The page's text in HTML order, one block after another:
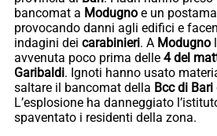
bancomat a Modugno e un
provocando danni agli edifici e
indagini dei carabinieri. A Modugno
avvenuta poco prima delle 4 del
Garibaldi. Ignoti hanno usato
saltare il bancomat della Bcc di Bari
L’esplosione ha danneggiato
spaventato i residenti della zona.